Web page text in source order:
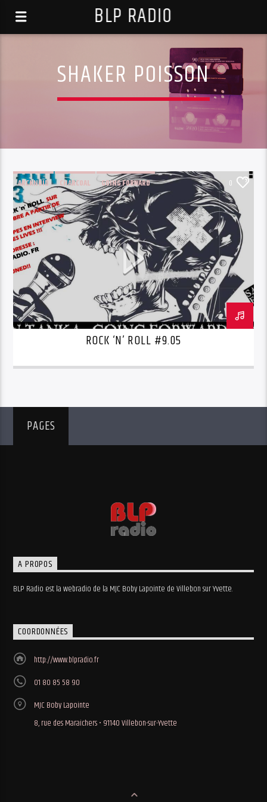
BLP RADIO
SHAKER POISSON
ARCKNOÏD CHARCOAL
GOING FORWARD
L'EMPREINTE SAVIGNY LE TEMPLE
LA VEINE
ROCK'N'ROLL
SHAKER POISSON WAKAN TANKA
0
ROCK ‘N’ ROLL #9.05
PAGES
A PROPOS
BLP Radio est la webradio de la MJC Boby Lapointe de Villebon sur Yvette.
COORDONNÉES
http://www.blpradio.fr
01 80 85 58 90
MJC Boby Lapointe
8, rue des Maraichers • 91140 Villebon-sur-Yvette